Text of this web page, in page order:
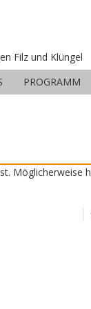
Filz und Klüngel
PROGRAMM
Möglicherweise